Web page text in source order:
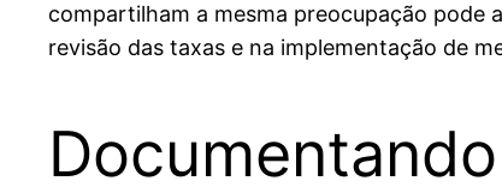
compartilham a mesma preocupação pode
revisão das taxas e na implementação de